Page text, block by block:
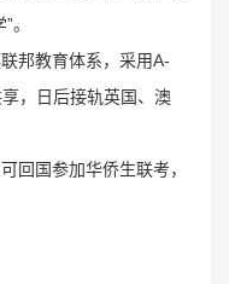
。
邦教育体系，采用A-
，日后接轨英国、澳
回国参加华侨生联考，